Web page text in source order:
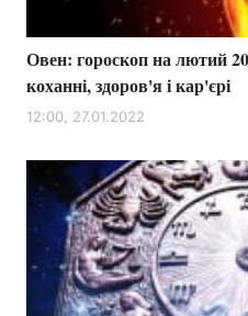
Овен: гороскоп на лютий
коханні, здоров'я і кар'єрі
12:00, 27.01.2022